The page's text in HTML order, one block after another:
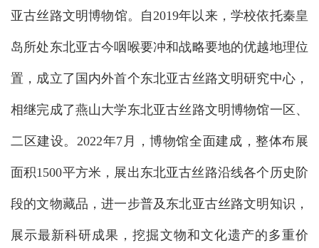
亚古丝路文明博物馆。自2019年以来，学校依托秦皇
岛所处东北亚古今咽喉要冲和战略要地的优越地理位
置，成立了国内外首个东北亚古丝路文明研究中心，
相继完成了燕山大学东北亚古丝路文明博物馆一区、
二区建设。2022年7月，博物馆全面建成，整体布展
面积1500平方米，展出东北亚古丝路沿线各个历史阶
段的文物藏品，进一步普及东北亚古丝路文明知识，
展示最新科研成果，挖掘文物和文化遗产的多重价